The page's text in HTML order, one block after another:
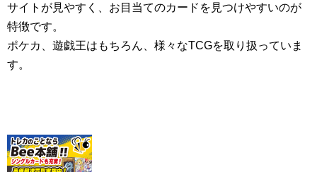
サイトが見やすく、お目当てのカードを見つけやすいのが
特徴です。
ポケカ、遊戯王はもちろん、様々なTCGを取り扱っていま
す。